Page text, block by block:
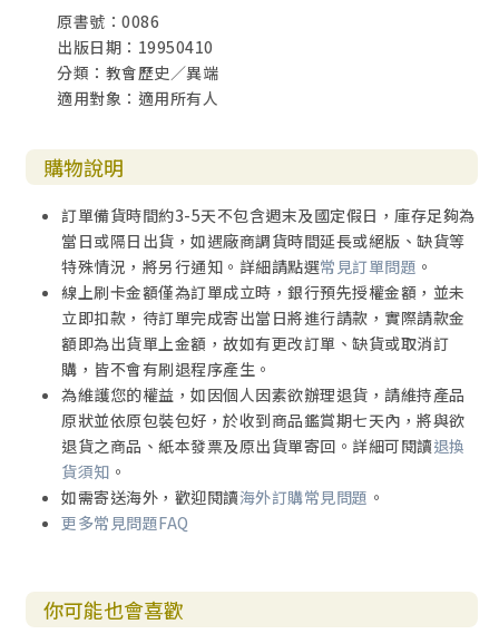
原書號：0086
出版日期：19950410
分類：教會歷史／異端
適用對象：適用所有人
購物說明
訂單備貨時間約3-5天不包含週末及國定假日，庫存足夠為
當日或隔日出貨，如遇廠商調貨時間延長或絕版、缺貨等
特殊情況，將另行通知。詳細請點選常見訂單問題 。
線上刷卡金額僅為訂單成立時，銀行預先授權金額，並未
立即扣款，待訂單完成寄出當日將進行請款，實際請款金
額即為出貨單上金額，故如有更改訂單、缺貨或取消訂
購，皆不會有刷退程序產生。
為維護您的權益，如因個人因素欲辦理退貨，請維持產品
原狀並依原包裝包好，於收到商品鑑賞期七天內，將與欲
退貨之商品、紙本發票及原出貨單寄回。詳細可閱讀退換
貨須知 。
如需寄送海外，歡迎閱讀海外訂購常見問題 。
更多常見問題FAQ
你可能也會喜歡